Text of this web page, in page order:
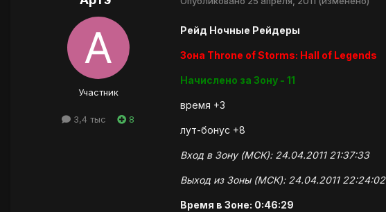
Участник
3,4 тыс 8
Рейд Ночные Рейдеры
Зона Throne of Storms: Hall of Legends
Начислено за Зону - 11
время +3
лут-бонус +8
Вход в Зону (МСК): 24.04.2011 21:37:33
Выход из Зоны (МСК): 24.04.2011 22:24:02
Время в Зоне: 0:46:29